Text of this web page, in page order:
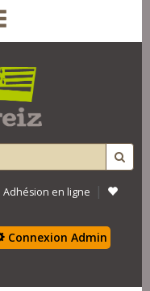
Adhésion en ligne |
Connexion Admin